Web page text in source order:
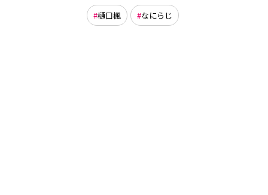
樋口楓 なにらじ